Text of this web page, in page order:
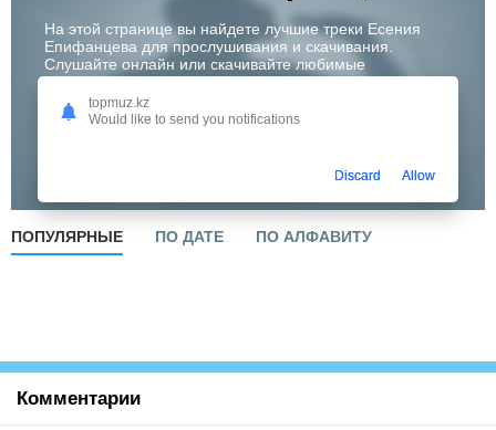
На этой странице вы найдете лучшие треки Есения
Епифанцева для прослушивания и скачивания.
Слушайте онлайн или скачивайте любимые
композиции в высоком качестве. Откройте для себя
творчество одного из самых перспективных артистов
Казахстана!
ПОПУЛЯРНЫЕ ПО ДАТЕ ПО АЛФАВИТУ
Комментарии
topmuz.kz
Would like to send you notifications
Discard Allow